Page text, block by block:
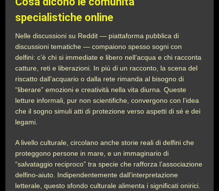
specialistiche online
Nelle discussioni su Reddit — piattaforma pubblica di
discussioni tematiche — compaiono spesso sogni con
delfini: c’è chi si immediate e libero nell’acqua e chi racconta
catture, reti e liberazioni. In più di un racconto, la scena del
riscatto dall’acquario o dalla rete rimanda al bisogno di
“liberare” emozioni e creatività nella vita diurna. Queste
letture informali, pur non scientifiche, convergono con l’idea
che il sogno simuli atti di protezione verso aspetti di sé e dei
legami.
A livello culturale, circolano anche storie reali di delfini che
proteggono persone in mare, e un immaginario di
“salvataggio reciproco” tra specie che rafforza l’associazione
delfino-aiuto. Indipendentemente dall’interpretazione
letterale, questo sfondo culturale alimenta i significati onirici.